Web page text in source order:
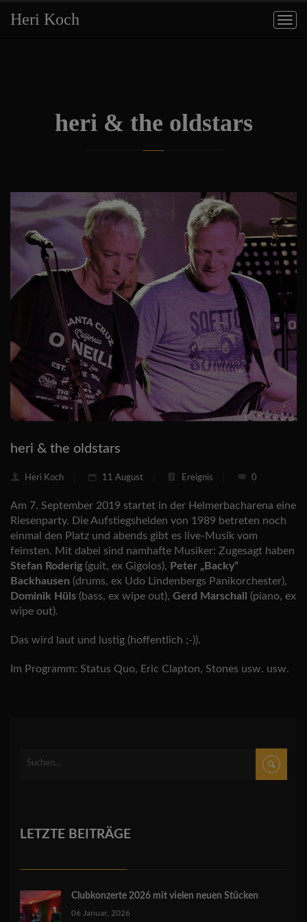
Heri Koch
heri & the oldstars
heri & the oldstars
Heri Koch 11 August Ereignis 0
Am 7. September 2019 startet in der Helmerbacharena eine
Riesenparty. Die Aufstiegshelden von 1989 betreten noch
einmal den Platz und abends gibt es live-Musik vom
feinsten. Mit dabei sind namhafte Musiker: Zugesagt haben
Stefan Roderig (guit, ex Gigolos), Peter „Backy“
Backhausen (drums, ex Udo Lindenbergs Panikorchester),
Dominik Hüls (bass, ex wipe out), Gerd Marschall
(piano, ex
wipe out).
Das wird laut und lustig (hoffentlich ;-)).
Im Programm: Status Quo, Eric Clapton, Stones usw. usw.
LETZTE BEITRÄGE
Clubkonzerte 2026 mit vielen neuen Stücken
06 Januar, 2026